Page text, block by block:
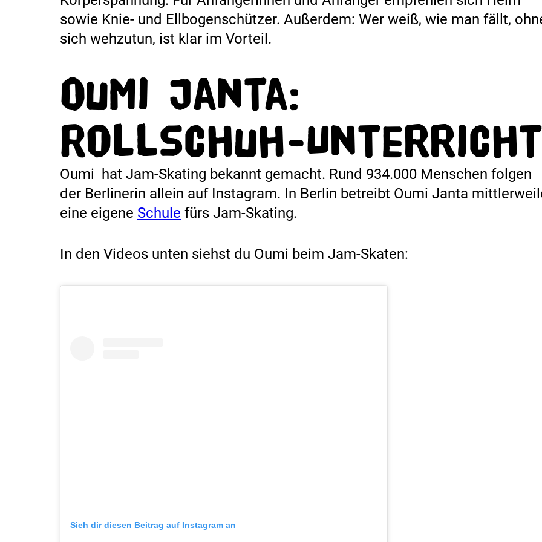
sowie Knie- und Ellbogenschützer. Außerdem: Wer weiß, wie man fällt,
sich wehzutun, ist klar im Vorteil.
Oumi Janta:
Rollschuh-Unterricht
Oumi hat Jam-Skating bekannt gemacht. Rund 934.000 Menschen folgen
der Berlinerin allein auf Instagram. In Berlin betreibt Oumi Janta
eine eigene Schule fürs Jam-Skating.
In den Videos unten siehst du Oumi beim Jam-Skaten:
Sieh dir diesen Beitrag auf Instagram an